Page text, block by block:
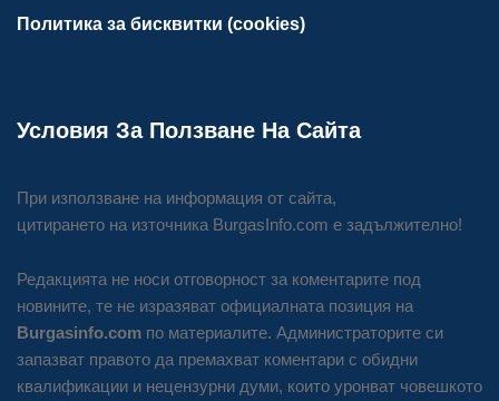
Политика за бисквитки (cookies)
Условия За Ползване На Сайта
При използване на информация от сайта,
цитирането на източника BurgasInfo.com е задължително!
Редакцията не носи отговорност за коментарите под
новините, те не изразяват официалната позиция на
Burgasinfo.com по материалите. Администраторите си
запазват правото да премахват коментари с обидни
квалификации и нецензурни думи, които уронват човешкото